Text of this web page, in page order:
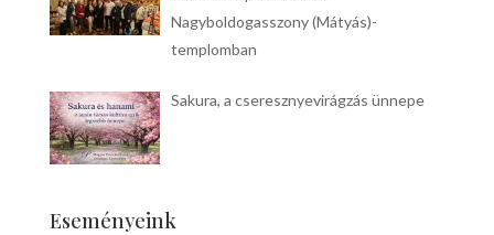
Nagyboldogasszony (Mátyás)-
templomban
Sakura, a cseresznyevirágzás ünnepe
Eseményeink